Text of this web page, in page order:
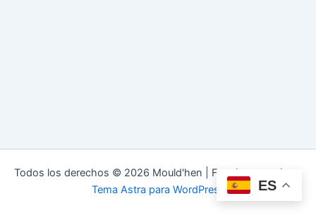
Todos los derechos © 2026 Mould'hen | Funciona gracias a
Tema Astra para WordPress
ES